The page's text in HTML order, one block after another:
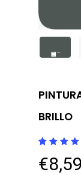
BRILLO
con
de 5 en
€8,59